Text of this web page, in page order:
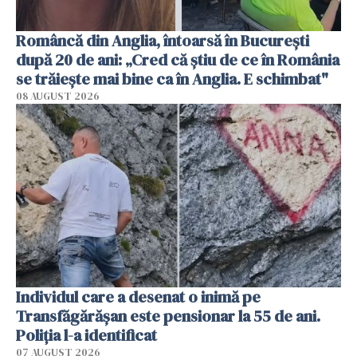
Româncă din Anglia, întoarsă în București
după 20 de ani: „Cred că știu de ce în România
se trăiește mai bine ca în Anglia. E schimbat"
08 AUGUST 2026
Individul care a desenat o inimă pe
Transfăgărășan este pensionar la 55 de ani.
Poliția l-a identificat
07 AUGUST 2026